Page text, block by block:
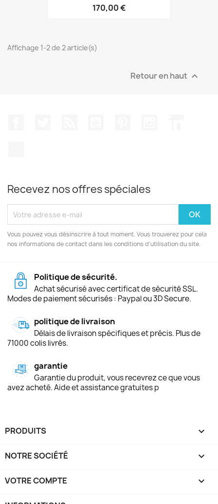
170,00 €
Affichage 1-2 de 2 article(s)
Retour en haut 
Recevez nos offres spéciales
Vous pouvez vous désinscrire à tout moment. Vous trouverez pour cela
nos informations de contact dans les conditions d'utilisation du site.
Politique de sécurité.
Achat sécurisé avec certificat de sécurité SSL.
Modes de paiement sécurisés : Paypal ou 3D Secure.
politique de livraison
Délais de livraison spécifiques et précis. Plus de
71000 colis livrés.
garantie
Garantie du produit, vous recevrez ce que vous
avez acheté. Aide et assistance gratuites p
PRODUITS 
NOTRE SOCIÉTÉ 
VOTRE COMPTE 